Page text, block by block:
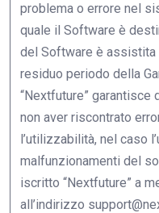
problema o errore nel
quale il Software è
del Software è assistita
residuo periodo della
“Nextfuture”
non aver riscontrato
l’utilizzabilità, nel caso
malfunzionamenti del
iscritto “Nextfuture” a
all’indirizzo